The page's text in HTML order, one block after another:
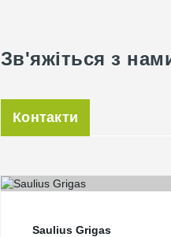
Зв'яжіться з
Контакти
Saulius Grigas